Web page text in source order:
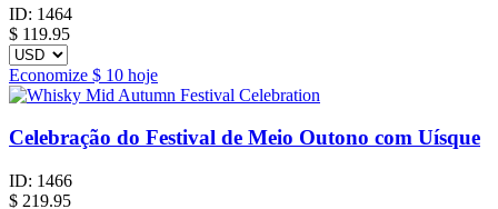
ID: 1464
$ 119.95
Economize $ 10 hoje
Celebração do Festival de Meio Outono com Uísque
ID: 1466
$ 219.95